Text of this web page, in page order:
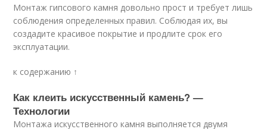
Монтаж гипсового камня довольно прост и требует лишь
соблюдения определенных правил. Соблюдая их, вы
создадите красивое покрытие и продлите срок его
эксплуатации.
к содержанию ↑
Как клеить искусственный камень? —
Технологии
Монтажа искусственного камня выполняется двумя